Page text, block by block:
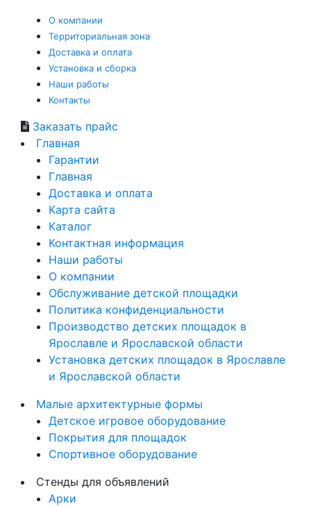
О компании
Территориальная зона
Доставка и оплата
Установка и сборка
Наши работы
Контакты
Заказать прайс
Главная
Гарантии
Главная
Доставка и оплата
Карта сайта
Каталог
Контактная информация
Наши работы
О компании
Обслуживание детской площадки
Политика конфиденциальности
Производство детских площадок в
Ярославле и Ярославской области
Установка детских площадок в Ярославле
и Ярославской области
Малые архитектурные формы
Детское игровое оборудование
Покрытия для площадок
Спортивное оборудование
Стенды для объявлений
Арки